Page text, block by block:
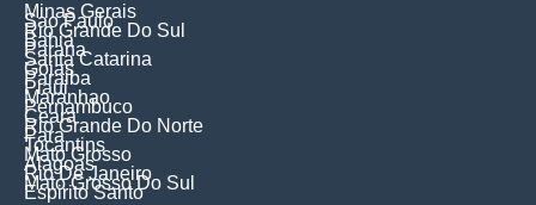
Minas Gerais
Sao Paulo
Rio Grande Do Sul
Bahia
Parana
Santa Catarina
Goias
Paraiba
Piaui
Maranhao
Pernambuco
Ceara
Rio Grande Do Norte
Para
Tocantins
Mato Grosso
Alagoas
Rio De Janeiro
Mato Grosso Do Sul
Espirito Santo